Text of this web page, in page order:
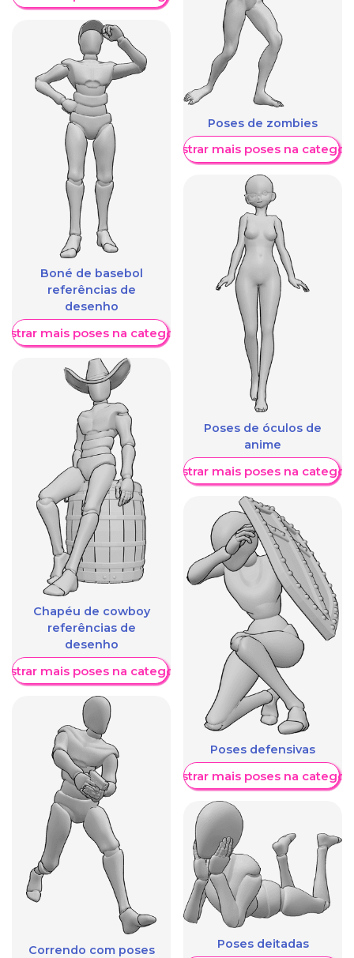
Boné de basebol
referências de
desenho
mais poses na categoria
Chapéu de cowboy
referências de
desenho
mais poses na categoria
Correndo com poses
Poses de zombies
Mostrar mais poses na
Poses de óculos de
anime
Mostrar mais poses na
Poses defensivas
Mostrar mais poses na
Poses deitadas